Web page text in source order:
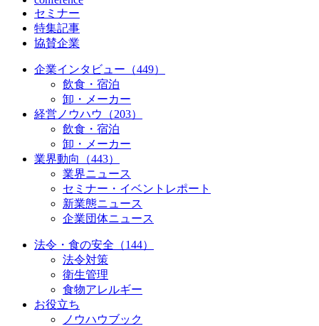
セミナー
特集記事
協賛企業
企業インタビュー（449）
飲食・宿泊
卸・メーカー
経営ノウハウ（203）
飲食・宿泊
卸・メーカー
業界動向（443）
業界ニュース
セミナー・イベントレポート
新業態ニュース
企業団体ニュース
法令・食の安全（144）
法令対策
衛生管理
食物アレルギー
お役立ち
ノウハウブック